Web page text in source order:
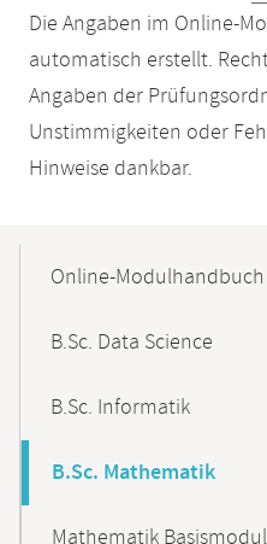
Die Angaben im Online-
automatisch erstellt.
Angaben der
Unstimmigkeiten oder
Hinweise dankbar.
NavigationOnline-Modulhandbuch
B.Sc. Data Science
B.Sc. Informatik
B.Sc. Mathematik
Mathematik